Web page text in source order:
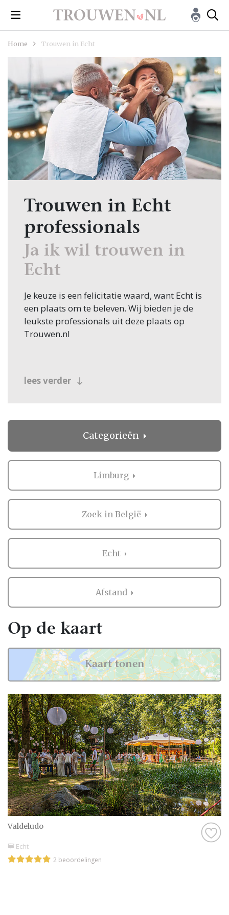
Home Trouwen in Echt
Trouwen in Echt
professionals
Ja ik wil trouwen in
Echt
Je keuze is een felicitatie waard, want Echt is
een plaats om te beleven. Wij bieden je de
leukste professionals uit deze plaats op
Trouwen.nl
lees verder
Categorieën
Limburg
Zoek in België
Echt
Afstand
Valdeludo
Echt
2 beoordelingen
Op de kaart
Kaart tonen